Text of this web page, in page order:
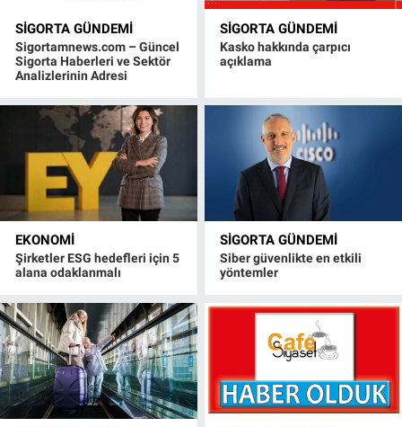
SIGORTA GÜNDEMI
Sigortamnews.com – Güncel
Sigorta Haberleri ve Sektör
Analizlerinin Adresi
SIGORTA GÜNDEMI
Kasko hakkında çarpıcı
açıklama
EKONOMI
Şirketler ESG hedefleri için 5
alana odaklanmalı
SIGORTA GÜNDEMI
Siber güvenlikte en etkili
yöntemler